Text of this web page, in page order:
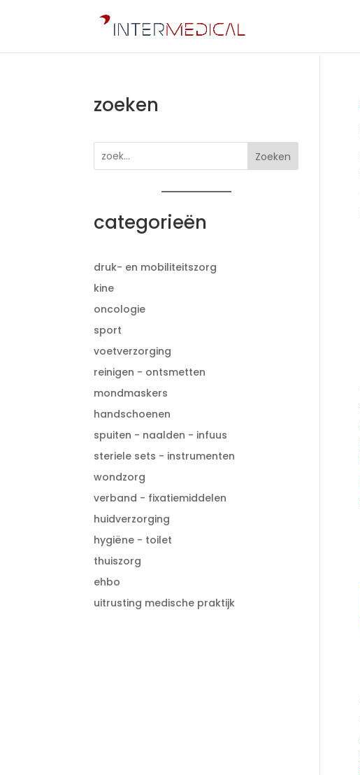
zoeken
Zoeken
categorieën
druk- en mobiliteitszorg
kine
oncologie
sport
voetverzorging
reinigen - ontsmetten
mondmaskers
handschoenen
spuiten - naalden - infuus
steriele sets - instrumenten
wondzorg
verband - fixatiemiddelen
huidverzorging
hygiëne - toilet
thuiszorg
ehbo
uitrusting medische praktijk